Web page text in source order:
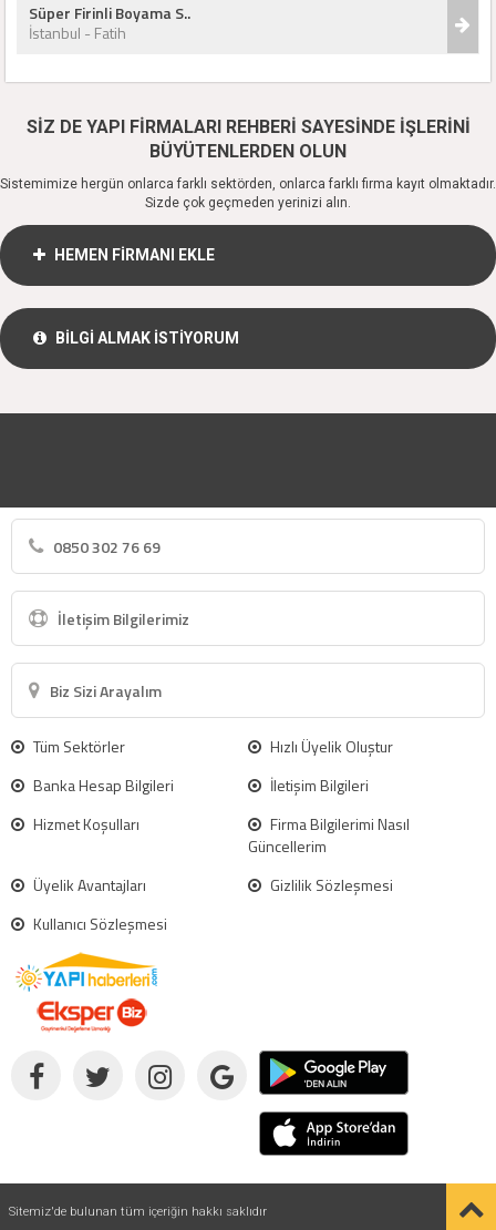
Süper Firinli Boyama S..
İstanbul - Fatih
SİZ DE YAPI FİRMALARI REHBERİ SAYESİNDE İŞLERİNİ
BÜYÜTENLERDEN OLUN
Sistemimize hergün onlarca farklı sektörden, onlarca farklı firma kayıt olmaktadır.
Sizde çok geçmeden yerinizi alın.
HEMEN FİRMANI EKLE
BİLGİ ALMAK İSTİYORUM
0850 302 76 69
İletişim Bilgilerimiz
Biz Sizi Arayalım
Tüm Sektörler
Hızlı Üyelik Oluştur
Banka Hesap Bilgileri
İletişim Bilgileri
Hizmet Koşulları
Firma Bilgilerimi Nasıl
Güncellerim
Üyelik Avantajları
Gizlilik Sözleşmesi
Kullanıcı Sözleşmesi
Sitemiz'de bulunan tüm içeriğin hakkı saklıdır